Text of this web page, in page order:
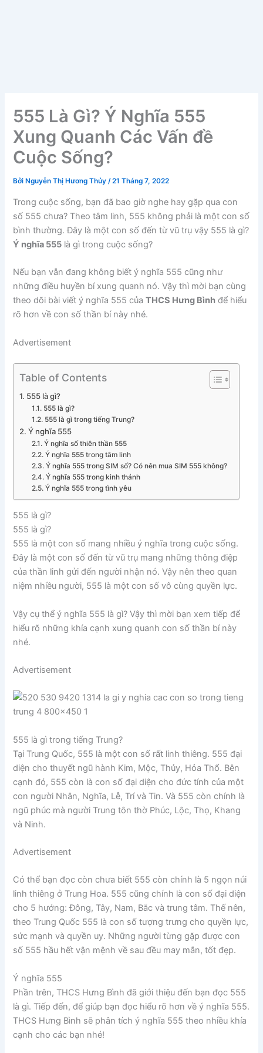
555 Là Gì? Ý Nghĩa 555
Xung Quanh Các Vấn đề
Cuộc Sống?
Bởi Nguyễn Thị Hương Thủy/21 Tháng 7, 2022
Trong cuộc sống, bạn đã bao giờ nghe hay gặp qua con
số 555 chưa? Theo tâm linh, 555 không phải là một con số
bình thường. Đây là một con số đến từ vũ trụ vậy 555 là gì?
Ý nghĩa 555 là gì trong cuộc sống?
Nếu bạn vẫn đang không biết ý nghĩa 555 cũng như
những điều huyền bí xung quanh nó. Vậy thì mời bạn cùng
theo dõi bài viết ý nghĩa 555 củaTHCS Hưng Bình để hiểu
rõ hơn về con số thần bí này nhé.
Advertisement
Table of Contents
555 là gì?
555 là gì?
555 là gì trong tiếng Trung?
Ý nghĩa 555
Ý nghĩa số thiên thần 555
Ý nghĩa 555 trong tâm linh
Ý nghĩa 555 trong SIM số? Có nên mua SIM 555 không?
Ý nghĩa 555 trong kinh thánh
Ý nghĩa 555 trong tình yêu
555 là gì?
555 là gì?
555 là một con số mang nhiều ý nghĩa trong cuộc sống.
Đây là một con số đến từ vũ trụ mang những thông điệp
của thần linh gửi đến người nhận nó. Vậy nên theo quan
niệm nhiều người, 555 là một con số vô cùng quyền lực.
Vậy cụ thể ý nghĩa 555 là gì? Vậy thì mời bạn xem tiếp để
hiểu rõ những khía cạnh xung quanh con số thần bí này
nhé.
Advertisement
555 là gì trong tiếng Trung?
Tại Trung Quốc, 555 là một con số rất linh thiêng. 555 đại
diện cho thuyết ngũ hành Kim, Mộc, Thủy, Hỏa Thổ. Bên
cạnh đó, 555 còn là con số đại diện cho đức tính của một
con người Nhân, Nghĩa, Lễ, Trí và Tin. Và 555 còn chính là
ngũ phúc mà người Trung tôn thờ Phúc, Lộc, Thọ, Khang
và Ninh.
Advertisement
Có thể bạn đọc còn chưa biết 555 còn chính là 5 ngọn núi
linh thiêng ở Trung Hoa. 555 cũng chính là con số đại diện
cho 5 hướng: Đông, Tây, Nam, Bắc và trung tâm. Thế nên,
theo Trung Quốc 555 là con số tượng trưng cho quyền lực,
sức mạnh và quyền uy. Những người từng gặp được con
số 555 hầu hết vận mệnh về sau đều may mắn, tốt đẹp.
Ý nghĩa 555
Phần trên, THCS Hưng Bình đã giới thiệu đến bạn đọc 555
là gì. Tiếp đến, để giúp bạn đọc hiểu rõ hơn về ý nghĩa 555.
THCS Hưng Bình sẽ phân tích ý nghĩa 555 theo nhiều khía
cạnh cho các bạn nhé!